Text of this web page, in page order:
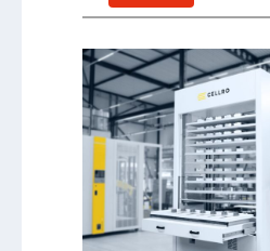
M
h
n
i
s
c
h
e